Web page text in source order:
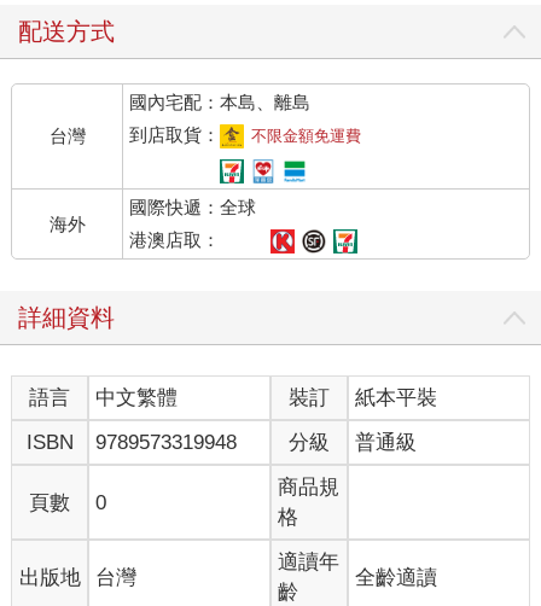
配送方式
台灣
國內宅配：本島、離島
到店取貨：
不限金額免運費
海外
國際快遞：全球
港澳店取：
詳細資料
語言 中文繁體 裝訂
紙本平裝
ISBN
9789573319948 分級 普通級
頁數 0
商品規
格
出版地 台灣
適讀年
齡
全齡適讀